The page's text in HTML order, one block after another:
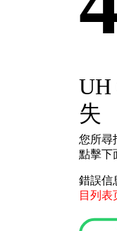
UH
失
您所尋
點擊下
錯誤信
目列表